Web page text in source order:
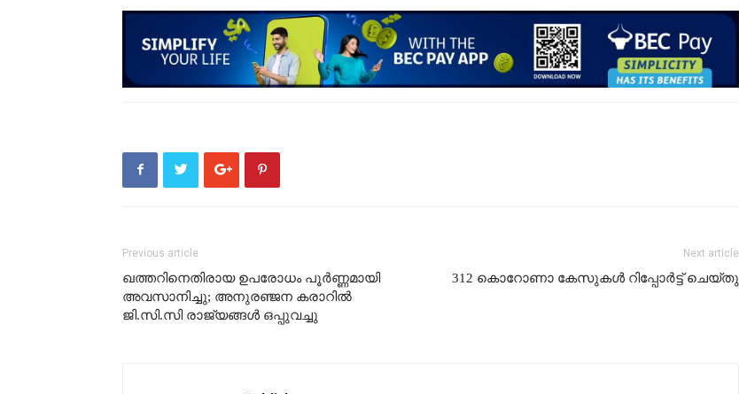
Previous article
ഖത്തറിനെതിരായ ഉപരോധം പൂര്‍ണ്ണമായി
അവസാനിച്ചു; അനുരഞ്ജന കരാറില്‍
ജി.സി.സി രാജ്യങ്ങൾ ഒപ്പുവച്ചു
Next article
312 കൊറോണാ കേസുകൾ റിപ്പോർട്ട് ചെയ്തു